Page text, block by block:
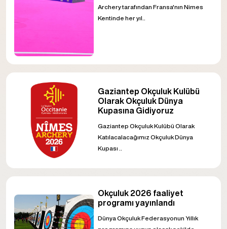
Archery tarafından Fransa'nın Nimes
Kentinde her yıl..
Gaziantep Okçuluk Kulübü
Olarak Okçuluk Dünya
Kupasına Gidiyoruz
Gaziantep Okçuluk Kulübü Olarak
Katılacalacağımız Okçuluk Dünya
Kupası ..
Okçuluk 2026 faaliyet
programı yayınlandı
Dünya Okçuluk Federasyonun Yıllık